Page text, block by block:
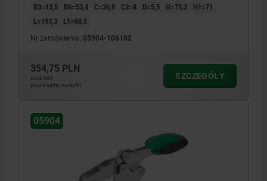
B3=12,5
B6=53,4 C=36,9 C2=8 D=5,5 H=75,2
H1=71
L=193,3
L1=60,5
Nr zamówienia: 05904-106102
354,75 PLN
plus VAT
plus koszty wysyłki
SZCZEGÓŁY
05904